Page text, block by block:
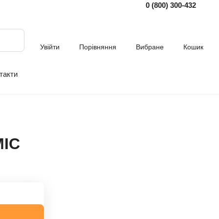
0 (800) 300-432
Увійти Порівняння Вибране Кошик